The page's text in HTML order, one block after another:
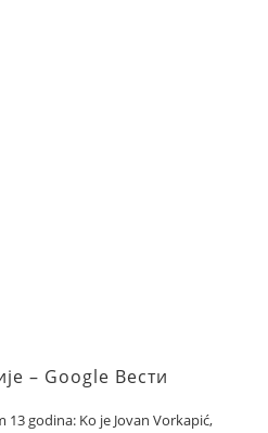
– Google Вести
godina: Ko je Jovan Vorkapić,